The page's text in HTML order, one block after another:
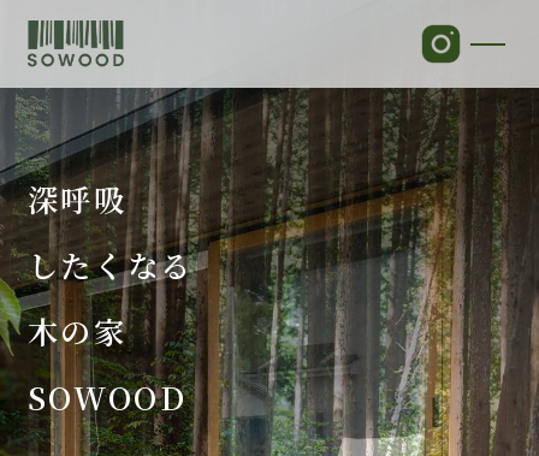
深呼吸
したくなる
木の家
SOWOOD